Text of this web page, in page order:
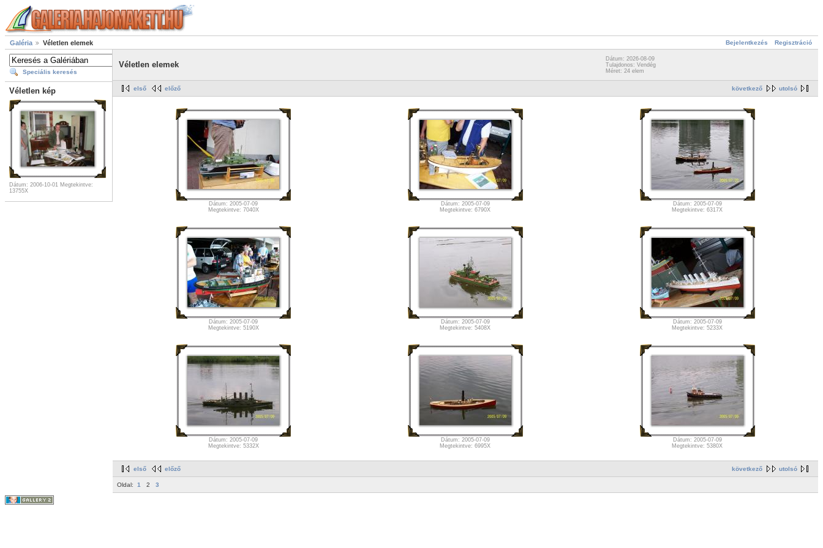
Bejelentkezés Regisztráció
Galéria Véletlen elemek
Speciális keresés
Véletlen kép
Dátum: 2006-10-01 Megtekintve:
13755X
Véletlen elemek
Dátum: 2026-08-09
Tulajdonos: Vendég
Méret: 24 elem
következő utolsó
első előző
Dátum: 2005-07-09
Megtekintve: 7040X
Dátum: 2005-07-09
Megtekintve: 6790X
Dátum: 2005-07-09
Megtekintve: 6317X
Dátum: 2005-07-09
Megtekintve: 5190X
Dátum: 2005-07-09
Megtekintve: 5408X
Dátum: 2005-07-09
Megtekintve: 5233X
Dátum: 2005-07-09
Megtekintve: 5332X
Dátum: 2005-07-09
Megtekintve: 6995X
Dátum: 2005-07-09
Megtekintve: 5380X
következő utolsó
első előző
Oldal: 1 2 3